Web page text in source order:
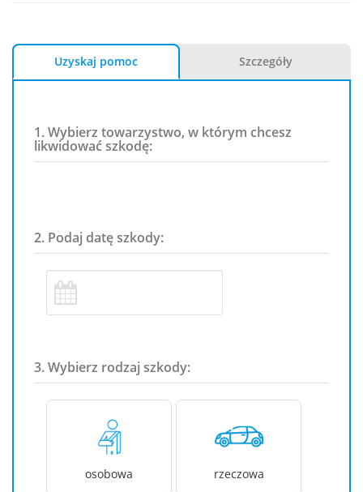
Uzyskaj pomoc Szczegóły
1. Wybierz towarzystwo, w którym chcesz
likwidować szkodę:
2. Podaj datę szkody:
3. Wybierz rodzaj szkody:
osobowa rzeczowa